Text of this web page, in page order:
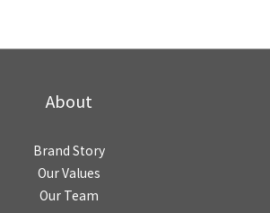
About
Brand Story
Our Values
Our Team